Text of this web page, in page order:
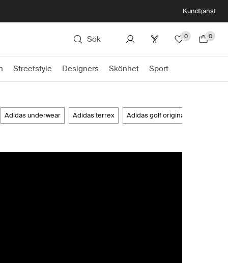
Kundtjänst
Sök 0 0
Streetstyle Designers Skönhet Sport
adidas underwear adidas terrex adidas golf originals